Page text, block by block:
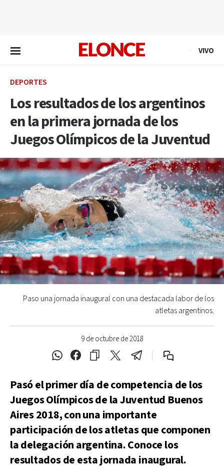
VIVO
DEPORTES
Los resultados de los argentinos
en la primera jornada de los
Juegos Olímpicos de la Juventud
9 de octubre de 2018
Paso una jornada inaugural con una destacada labor de los
atletas argentinos.
Pasó el primer día de competencia de los
Juegos Olímpicos de la Juventud Buenos
Aires 2018, con una importante
participación de los atletas que componen
la delegación argentina. Conoce los
resultados de esta jornada inaugural.